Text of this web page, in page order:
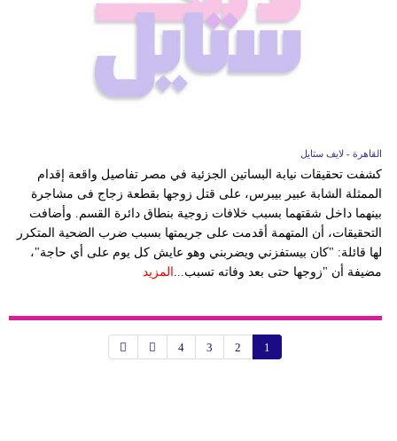
القاهرة - لايف ستايل
كشفت تحقيقات نيابة البساتين الجزئية في مصر تفاصيل واقعة إقدام
الممثلة الشابة عبير بيبرس، على قتل زوجها بقطعة زجاج فى مشاجرة
بينهما داخل شقتهما بسبب خلافات زوجية بنطاق دائرة القسم. وأضافت
التحقيقات، أن المتهمة أقدمت على جريمتها بسبب ضرب الضحية المتكرر
لها قائلة: "كان بيستفزني ويضربني وهو عايش كل يوم على أي حاجة"،
مضيفة أن "زوجها حتى بعد وفاته تسبب...
المزيد
1
2
3
4